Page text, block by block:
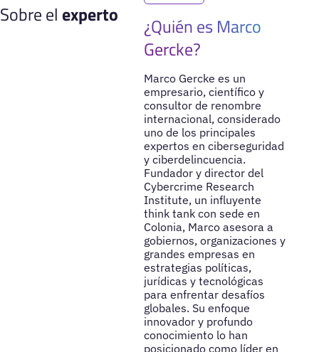
Sobre el experto
¿Quién es Marco
Gercke?
Marco Gercke es un
empresario, científico y
consultor de renombre
internacional, considerado
uno de los principales
expertos en ciberseguridad
y ciberdelincuencia.
Fundador y director del
Cybercrime Research
Institute, un influyente
think tank con sede en
Colonia, Marco asesora a
gobiernos, organizaciones y
grandes empresas en
estrategias políticas,
jurídicas y tecnológicas
para enfrentar desafíos
globales. Su enfoque
innovador y profundo
conocimiento lo han
posicionado como líder en